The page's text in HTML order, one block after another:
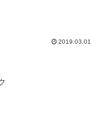
2019.03.01